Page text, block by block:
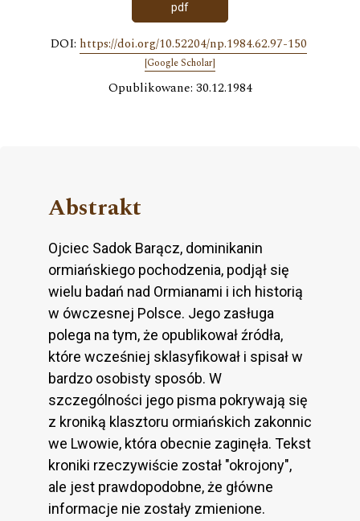
pdf
DOI: https://doi.org/10.52204/np.1984.62.97-150
[Google Scholar]
Opublikowane: 30.12.1984
Abstrakt
Ojciec Sadok Barącz, dominikanin
ormiańskiego pochodzenia, podjął się
wielu badań nad Ormianami i ich historią
w ówczesnej Polsce. Jego zasługa
polega na tym, że opublikował źródła,
które wcześniej sklasyfikował i spisał w
bardzo osobisty sposób. W
szczególności jego pisma pokrywają się
z kroniką klasztoru ormiańskich zakonnic
we Lwowie, która obecnie zaginęła. Tekst
kroniki rzeczywiście został "okrojony",
ale jest prawdopodobne, że główne
informacje nie zostały zmienione.